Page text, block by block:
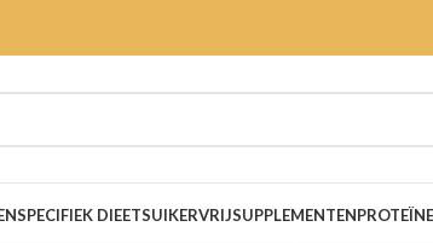
SPECIFIEK DIEETSUIKERVRIJSUPPLEMENTEN